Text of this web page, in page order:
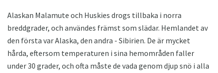
Alaskan Malamute och Huskies drogs tillbaka i norra
breddgrader, och användes främst som slädar. Hemlandet av
den första var Alaska, den andra - Sibirien. De är mycket
hårda, eftersom temperaturen i sina hemområden faller
under 30 grader, och ofta måste de vada genom djup snö i alla